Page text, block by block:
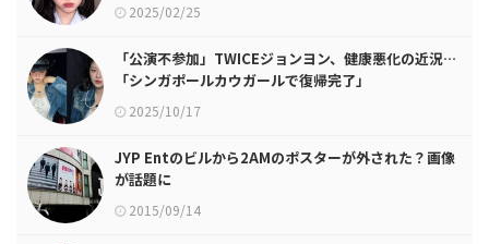
2025/02/25
「公演不参加」TWICEジョンヨン、健康悪化の近況…
「シンガポールカウガールで復帰完了」
2025/10/17
JYP Entのビルから2AMのポスターが外された？画像
が話題に
2015/09/14